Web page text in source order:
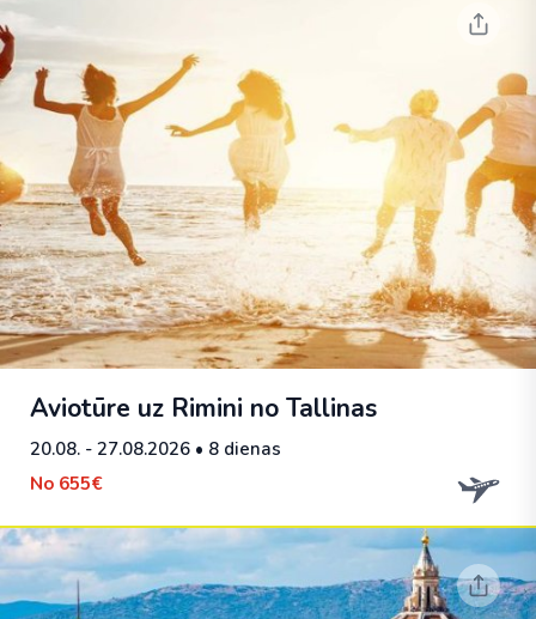
Aviotūre uz Rimini no Tallinas
20.08. - 27.08.2026 • 8 dienas
No 655€